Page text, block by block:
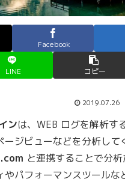
Facebook
LINE コピー
2019.07.26
ンは、WEB ログを解析す
ージビューなどを分析して
と連携することで分
やパフォーマンスツールな